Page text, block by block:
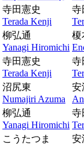
寺田憲史
Terada Kenji
寺
柳弘通
Yanagi Hiromichi
榎
寺田憲史
Terada Kenji
寺
沼尻東
Numajiri Azuma
安
柳弘通
Yanagi Hiromichi
寺
こうたつま
安